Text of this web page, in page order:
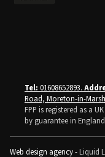
Tel: 01608652893.
Road, Moreton-in-
FPP is registered as a
by guarantee in
Web design agency- Liquid